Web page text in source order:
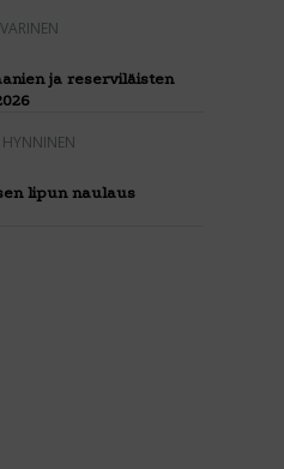
ja reserviläisten
HYNNINEN
lipun naulaus